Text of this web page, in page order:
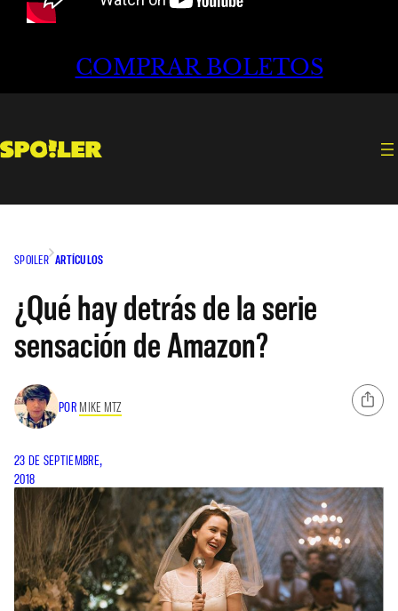
COMPRAR BOLETOS
SPOILER ARTÍCULOS
¿Qué hay detrás de la serie
sensación de Amazon?
POR MIKE MTZ
23 DE SEPTIEMBRE,
2018